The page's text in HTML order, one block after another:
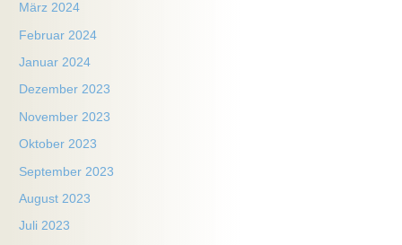
März 2024
Februar 2024
Januar 2024
Dezember 2023
November 2023
Oktober 2023
September 2023
August 2023
Juli 2023